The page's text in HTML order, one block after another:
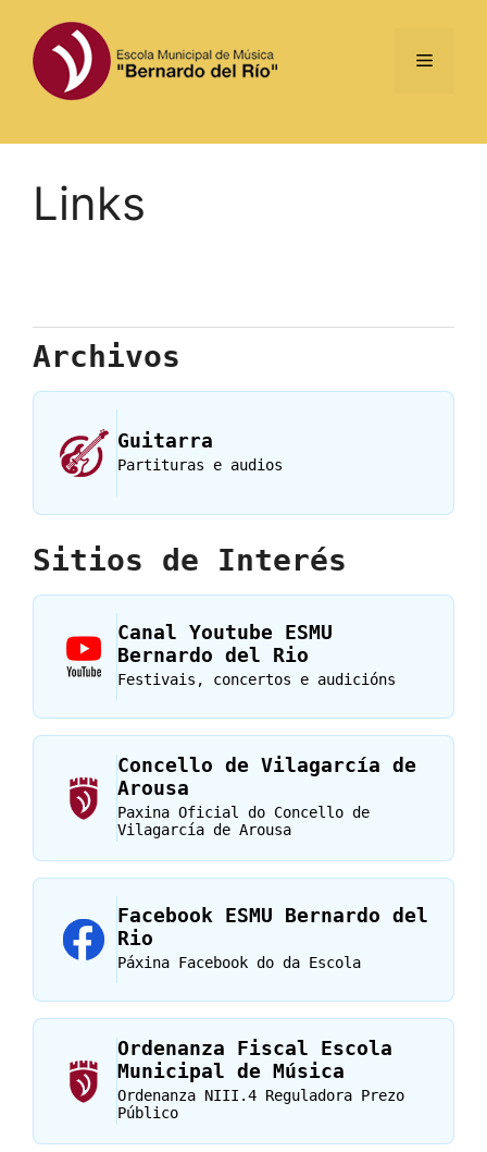
contenido
Menú
Links
Archivos
Guitarra
Partituras e audios
Sitios de Interés
Canal Youtube ESMU
Bernardo del Rio
Festivais, concertos e audicións
Concello de Vilagarcía de
Arousa
Paxina Oficial do Concello de
Vilagarcía de Arousa
Facebook ESMU Bernardo del
Rio
Páxina Facebook do da Escola
Ordenanza Fiscal Escola
Municipal de Música
Ordenanza NIII.4 Reguladora Prezo
Público